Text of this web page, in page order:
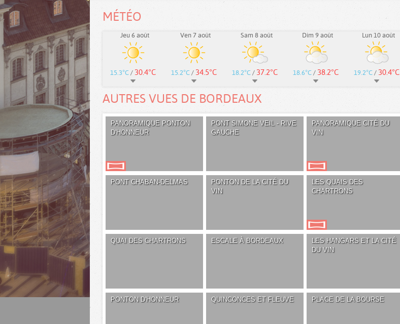
MÉTÉO
Jeu 6 août
15.3°C / 30.4°C
Ven 7 août
15.2°C / 34.5°C
Sam 8 août
18.2°C / 37.2°C
Dim 9 août
18.6°C / 38.2°C
Lun 10 août
19.2°C / 30.4°C
AUTRES VUES DE BORDEAUX
PANORAMIQUE PONTON
D'HONNEUR
PONT SIMONE VEIL - RIVE
GAUCHE
PANORAMIQUE CITÉ DU
VIN
PONT CHABAN-DELMAS
PONTON DE LA CITÉ DU
VIN
LES QUAIS DES
CHARTRONS
QUAI DES CHARTRONS ESCALE À BORDEAUX
LES HANGARS ET LA CITÉ
DU VIN
PONTON D'HONNEUR QUINCONCES ET FLEUVE PLACE DE LA BOURSE